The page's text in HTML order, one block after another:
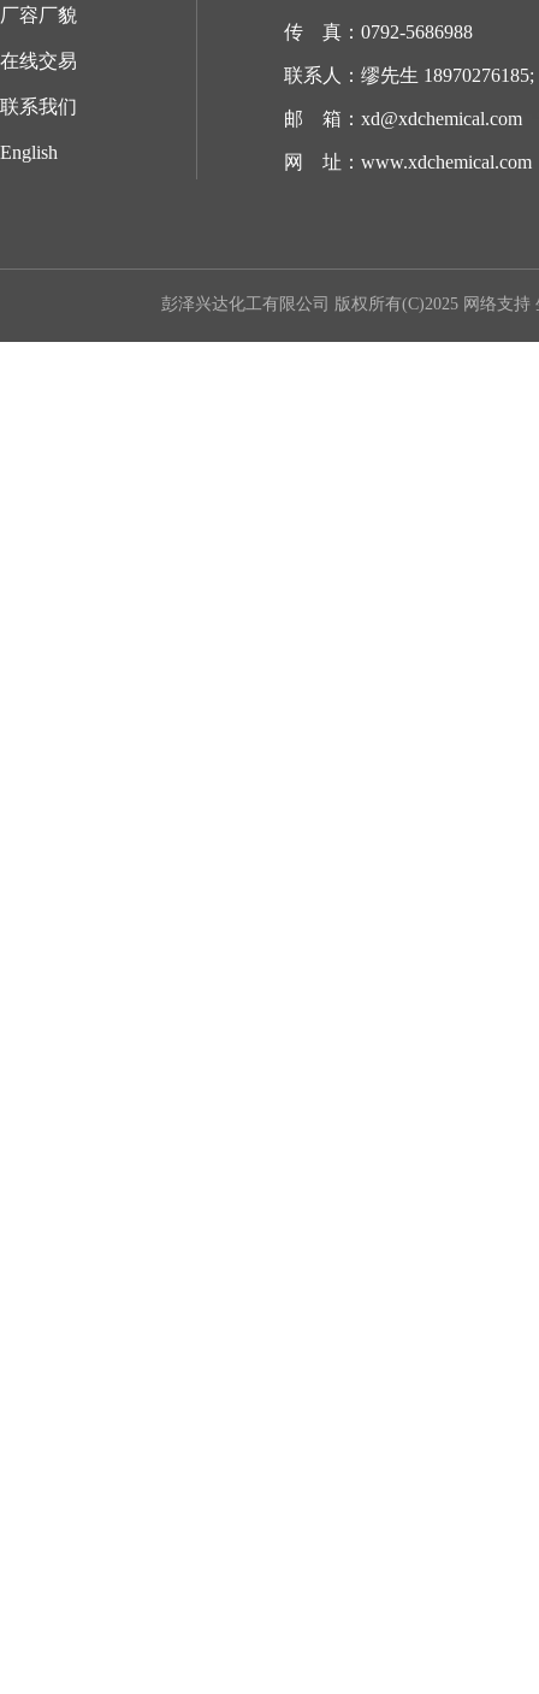
厂容厂貌
在线交易
联系我们
English
传 真：0792-5686988
联系人：缪先生 18970276185;
邮 箱： xd@xdchemical.com
网 址： www.xdchemical.com
彭泽兴达化工有限公司 版权所有(C)2025 网络支持